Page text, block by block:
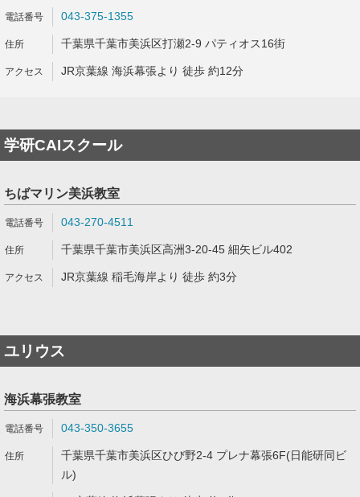
043-375-1355
千葉県千葉市美浜区打瀬2-9 パティオス16街
JR京葉線 海浜幕張より 徒歩 約12分
学研CAIスクール
ちばマリン美浜教室
043-270-4511
千葉県千葉市美浜区高洲3-20-45 細矢ビル402
JR京葉線 稲毛海岸より 徒歩 約3分
ユリウス
海浜幕張教室
043-350-3655
千葉県千葉市美浜区ひび野2-4 プレナ幕張6F(日能研同ビ
ル)